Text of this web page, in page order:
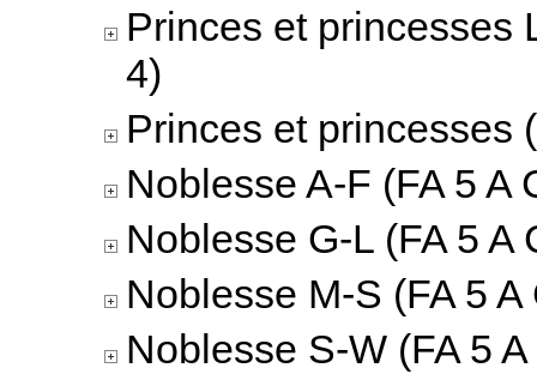
Princes et princesses
4)
Princes et princesses
Noblesse A-F (FA 5 A
Noblesse G-L (FA 5 A
Noblesse M-S (FA 5 A
Noblesse S-W (FA 5